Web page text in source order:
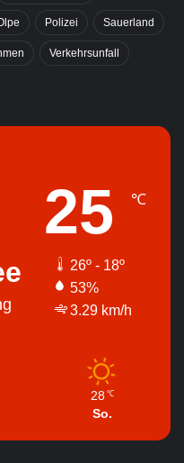
Polizei Sauerland
Verkehrsunfall
25 ℃
26º - 18º
53%
3.29 km/h
28 ℃
So.